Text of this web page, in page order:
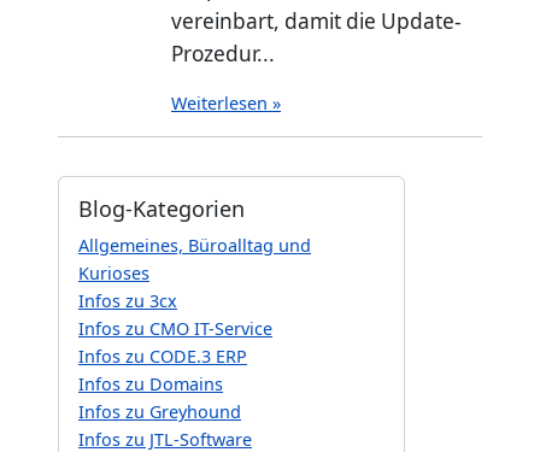
vereinbart, damit die Update-
Prozedur...
Weiterlesen »
Blog-Kategorien
Allgemeines, Büroalltag und
Kurioses
Infos zu 3cx
Infos zu CMO IT-Service
Infos zu CODE.3 ERP
Infos zu Domains
Infos zu Greyhound
Infos zu JTL-Software